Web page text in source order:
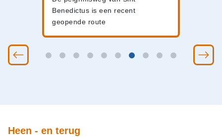
Benedictus is een recent
geopende route
Heen - en terug